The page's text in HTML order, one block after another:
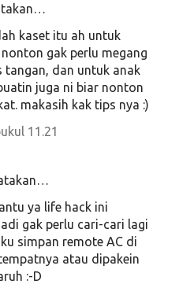
kaset itu ah untuk
gak perlu megang
tangan, dan untuk anak
juga ni biar nonton
makasih kak tips nya :)
11.21
ya life hack ini
gak perlu cari-cari lagi
simpan remote AC di
atau dipakein
:-D